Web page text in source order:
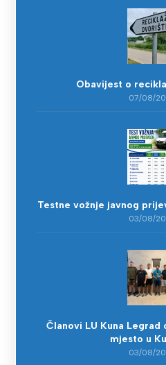
Obavijest o
07/08/
Testne vožnje javnog
03/08/
Članovi LU Kuna
mjesto u
03/08/